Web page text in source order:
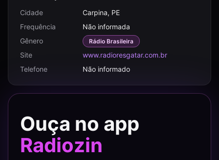
Cidade
Carpina, PE
Frequência
Não informada
Gênero
Rádio Brasileira
Site
www.radioresgatar.com.br
Telefone
Não informado
Ouça no app
Radiozin